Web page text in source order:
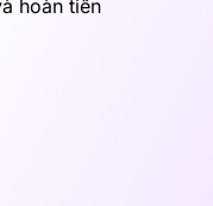
hoàn tiền